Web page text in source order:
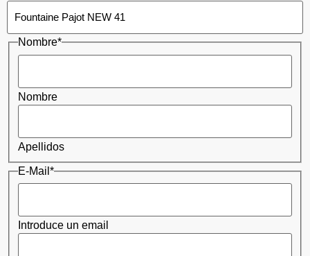
Nombre*
Nombre
Apellidos
E-Mail *
Introduce un email